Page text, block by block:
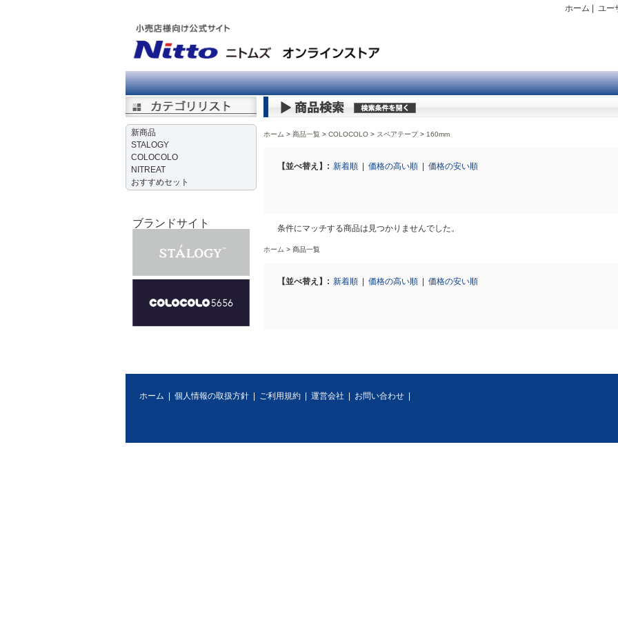
ホーム ユー
新商品
STALOGY
COLOCOLO
NITREAT
おすすめセット
ブランドサイト
ホーム 商品一覧 COLOCOLO > スペアテープ> 160mm
【並べ替え】: 新着順 価格の高い順 価格の安い順
条件にマッチする商品は見つかりませんでした。
ホーム 商品一覧
【並べ替え】: 新着順 価格の高い順 価格の安い順
ホーム 個人情報の取扱方針 ご利用規約 運営会社 お問い合わせ